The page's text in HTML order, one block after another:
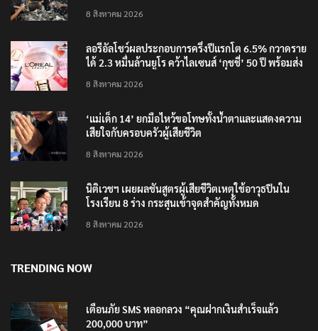
8 สิงหาคม 2026
ลอรีอัลโชว์ผลประกอบการครึ่งปีแรกโต 6.5% กวาดราย
ได้ 2.3 หมื่นล้านยูโร คว้าไลเซนส์ ‘กุชชี่’ 50 ปี พร้อมส่ง
8 สิงหาคม 2026
‘แม่เด็ก 14’ ยกมือไหว้ขอโทษทั้งน้ำตาและแสดงความ
เสียใจกับครอบครัวผู้เสียชีวิต
8 สิงหาคม 2026
นิติเวชฯ เผยผลชันสูตรผู้เสียชีวิตเหตุใช้อาวุธปืนใน
โรงเรียน 8 ร่าง กระสุนเข้าจุดสำคัญทั้งหมด
8 สิงหาคม 2026
TRENDING NOW
เตือนภัย SMS หลอกลวง “คุณฝากเงินสำเร็จแล้ว
200,000 บาท”